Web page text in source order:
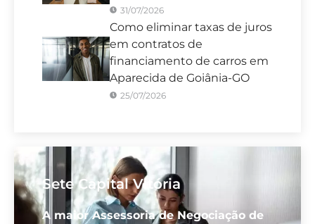
31/07/2026
Como eliminar taxas de juros
em contratos de
financiamento de carros em
Aparecida de Goiânia-GO
25/07/2026
Sete Capital Vitória
A maior Assessoria de Negociação de